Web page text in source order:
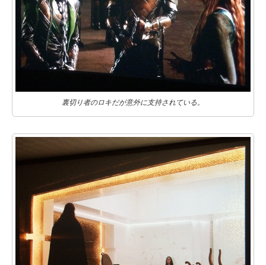
裏切り者のロキだが意外に支持されている。